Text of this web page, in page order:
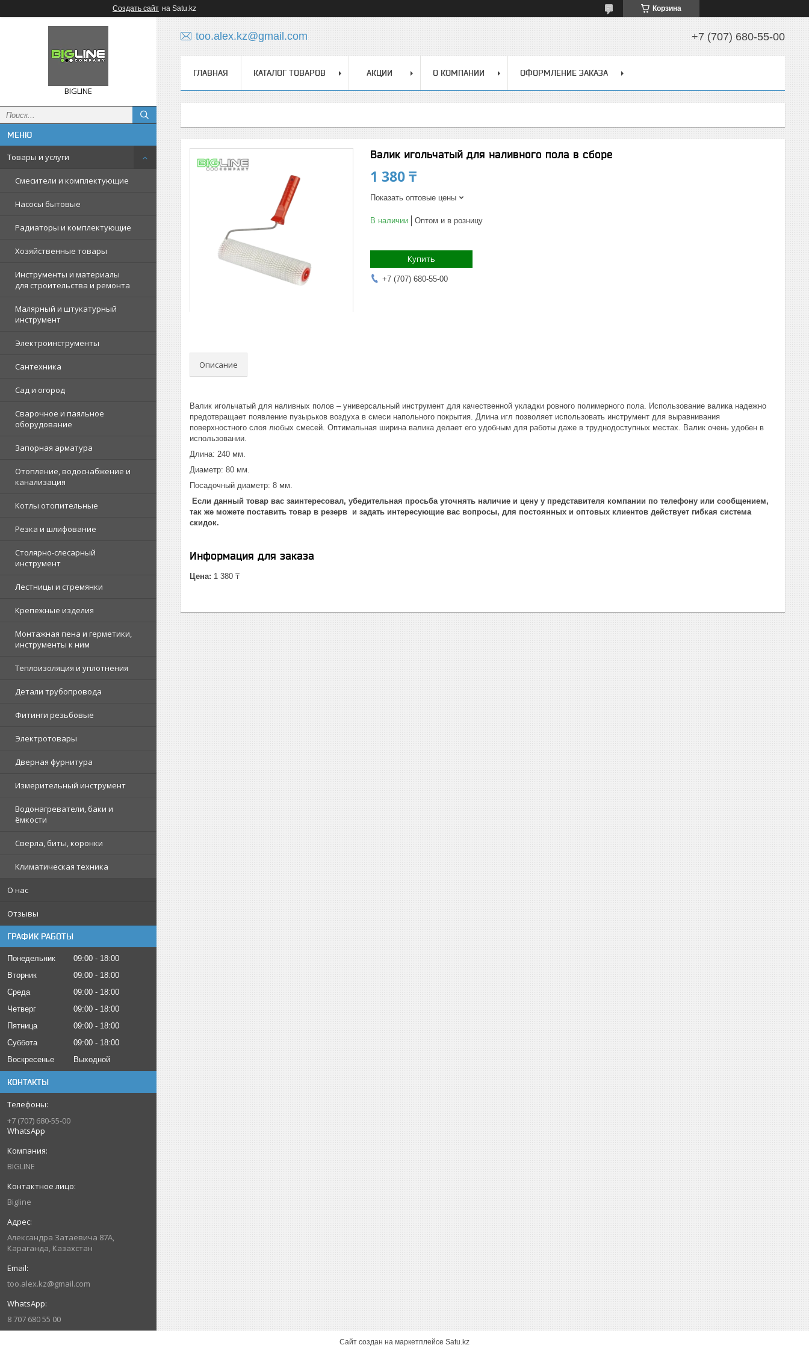
Создать сайт на Satu.kz Корзина
BIGLINE
Товары и услуги
Смесители и комплектующие
Насосы бытовые
Радиаторы и комплектующие
Хозяйственные товары
Инструменты и материалы
для строительства и ремонта
Малярный и штукатурный
инструмент
Электроинструменты
Сантехника
Сад и огород
Сварочное и паяльное
оборудование
Запорная арматура
Отопление, водоснабжение и
канализация
Котлы отопительные
Резка и шлифование
Столярно-слесарный
инструмент
Лестницы и стремянки
Крепежные изделия
Монтажная пена и герметики,
инструменты к ним
Теплоизоляция и уплотнения
Детали трубопровода
Фитинги резьбовые
Электротовары
Дверная фурнитура
Измерительный инструмент
Водонагреватели, баки и
ёмкости
Сверла, биты, коронки
Климатическая техника
О нас
Отзывы
ГРАФИК РАБОТЫ
Понедельник 09:00
18:00
Вторник
09:00
18:00
Среда
09:00
18:00
Четверг
09:00
18:00
Пятница
09:00
18:00
Суббота
09:00
18:00
Воскресенье
Выходной
КОНТАКТЫ
+7 (707) 680-55-00
WhatsApp
BIGLINE
Bigline
Александра Затаевича 87А,
Караганда, Казахстан
too.alex.kz@gmail.com
8 707 680 55 00
too.alex.kz@gmail.com +7 (707) 680-55-00
ГЛАВНАЯ КАТАЛОГ ТОВАРОВ АКЦИИ О КОМПАНИИ ОФОРМЛЕНИЕ ЗАКАЗА
Валик игольчатый для наливного пола в сборе
1 380 ₸
Показать оптовые цены
В наличии Оптом и в розницу
Купить
+7 (707) 680-55-00
Описание
Валик игольчатый для наливных полов – универсальный инструмент для качественной укладки ровного полимерного пола. Использование валика надежно
предотвращает появление пузырьков воздуха в смеси напольного покрытия. Длина игл позволяет использовать инструмент для выравнивания
поверхностного слоя любых смесей. Оптимальная ширина валика делает его удобным для работы даже в труднодоступных местах. Валик очень удобен в
использовании.
Длина: 240 мм.
Диаметр: 80 мм.
Посадочный диаметр: 8 мм.
Если данный товар вас заинтересовал, убедительная просьба уточнять наличие и цену у представителя компании по телефону или сообщением,
так же можете поставить товар в резерв и задать интересующие вас вопросы, для постоянных и оптовых клиентов действует гибкая система
скидок.
Информация для заказа
Цена: 1 380 ₸
Сайт создан на маркетплейсе Satu.kz